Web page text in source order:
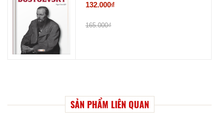
132.000₫
165.000₫
SẢN PHẨM LIÊN QUAN